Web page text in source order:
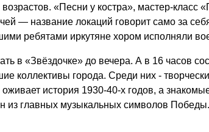
возрастов. «Песни у костра», мастер-класс
— название локаций говорит само за
ребятами иркутяне хором исполняли
в «Звёздочке» до вечера. А в 16 часов
коллективы города. Среди них -
история 1930-40-х годов, а
из главных музыкальных символов Победы.